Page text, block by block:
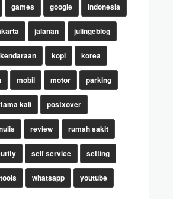
games google indonesia
jalanan julingeblog
kendaraan kopi korea
mobil motor parking
kali postxover
review rumah sakit
self service setting
tools whatsapp youtube